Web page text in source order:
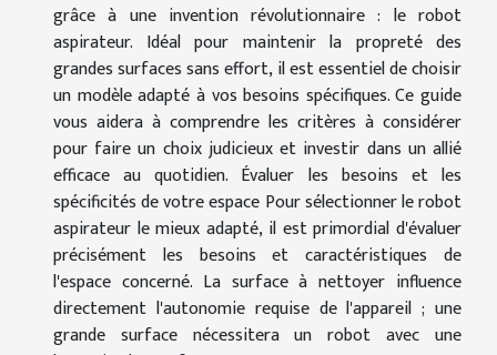
grâce à une invention révolutionnaire : le robot
aspirateur. Idéal pour maintenir la propreté des
grandes surfaces sans effort, il est essentiel de choisir
un modèle adapté à vos besoins spécifiques. Ce guide
vous aidera à comprendre les critères à considérer
pour faire un choix judicieux et investir dans un allié
efficace au quotidien. Évaluer les besoins et les
spécificités de votre espace Pour sélectionner le robot
aspirateur le mieux adapté, il est primordial d'évaluer
précisément les besoins et caractéristiques de
l'espace concerné. La surface à nettoyer influence
directement l'autonomie requise de l'appareil ; une
grande surface nécessitera un robot avec une